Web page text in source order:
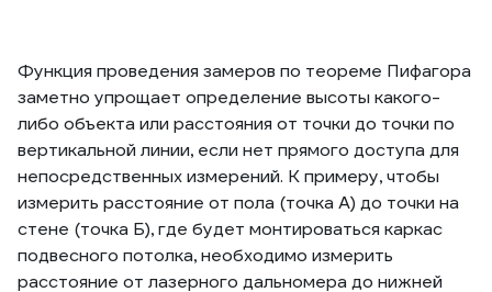
Функция проведения замеров по теореме Пифагора
заметно упрощает определение высоты какого-
либо объекта или расстояния от точки до точки по
вертикальной линии, если нет прямого доступа для
непосредственных измерений. К примеру, чтобы
измерить расстояние от пола (точка А) до точки на
стене (точка Б), где будет монтироваться каркас
подвесного потолка, необходимо измерить
расстояние от лазерного дальномера до нижней